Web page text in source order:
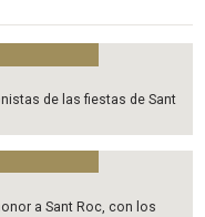
de las fiestas de Sant
a Sant Roc, con los